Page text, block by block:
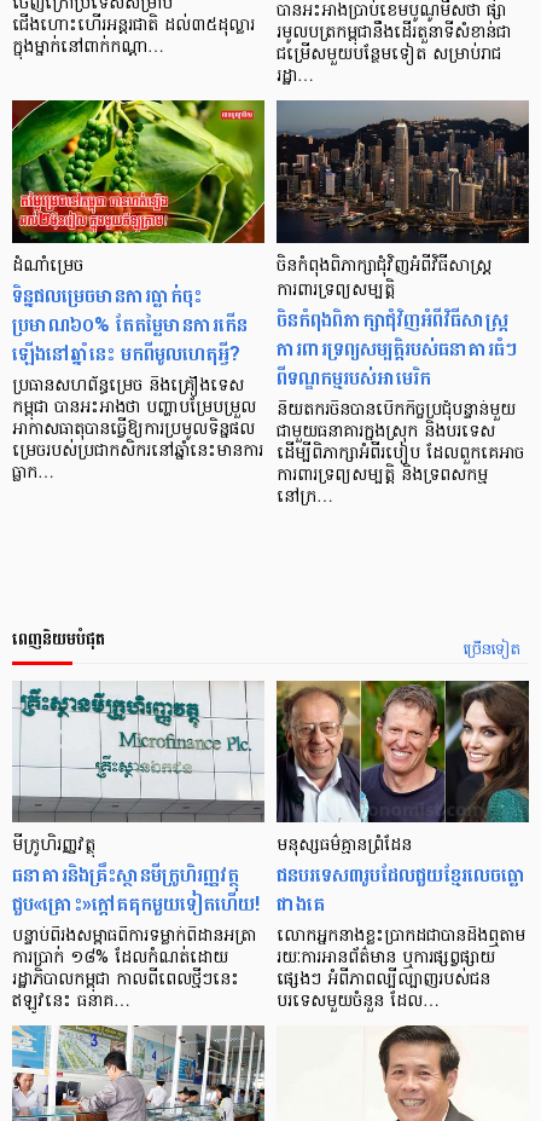
ជើងហោះហើរអន្តរជាតិ ដល់៣៥ដុល្លារ
ក្នុងម្នាក់នៅពាក់កណ្តា…
បានអះអាងប្រាប់ខេមបូណូមីសថា ផ្សា
រមូលបត្រកម្ពុជានឹងដើរតួនាទីសំខាន់ជា
ជម្រើសមួយបន្ថែមទៀត សម្រាប់រាជ
រដ្ឋា…
ដំណាំម្រេច
ទិន្នផលម្រេចមានការធ្លាក់ចុះ
ប្រមាណ៦០% តែតម្លៃមានការកើន
ឡើងនៅឆ្នាំនេះ មកពីមូលហេតុអ្វី?
ប្រធានសហព័ន្ធម្រេច និងគ្រឿងទេស
កម្ពុជា បានអះអាងថា បញ្ហាបម្រែបម្រួល
អាកាសធាតុបានធ្វើឱ្យការប្រមូលទិន្នផល
ម្រេចរបស់ប្រជាកសិករនៅឆ្នាំនេះមានការ
ធ្លាក…
ចិនកំពុងពិភាក្សាជុំវិញអំពីវិធីសាស្ត្រ
ការពារទ្រព្យសម្បត្តិ
ចិនកំពុងពិភាក្សាជុំវិញអំពីវិធីសាស្ត្រ
ការពារទ្រព្យសម្បត្តិរបស់ធនាគារធំៗ
ពីទណ្ឌកម្មរបស់អាមេរិក
និយតករចិនបានបើកកិច្ចប្រជុំបន្ទាន់មួយ
ជាមួយធនាគារក្នុងស្រុក និងបរទេស
ដើម្បីពិភាក្សាអំពីរបៀប ដែលពួកគេអាច
ការពារទ្រព្យសម្បត្តិ និងទ្រពសកម្ម
នៅក្រ…
ច្រើនទៀត
ពេញនិយមបំផុត
មីក្រូ​ហិរញ្ញវត្ថុ
ធនាគារ​និង​គ្រឹះស្ថាន​មីក្រូ​ហិរញ្ញវត្ថុ​
ជួប«គ្រោះ»ក្តៅ​គគុក​មួយ​ទៀត​ហើយ!
បន្ទាប់​ពី​រង​សម្ពាធ​​ពី​ការ​ទម្លាក់​ពិដាន​អត្រា​
ការ​ប្រាក់ ១៨​% ដែល​កំណត់​ដោយ​
រដ្ឋាភិបាល​កម្ពុជា កាល​ពី​ពេល​ថ្មីៗ​នេះ
ឥឡូវ​នេះ ធនាគ…
មនុស្ស​ធម៌​គ្មាន​ព្រំដែន
ជន​បរទេស​៣​រូប​ដែល​ជួយ​ខ្មែរ​លេច​ធ្លោ​
ជាង​គេ
លោកអ្នក​នាង​ខ្លះ​ប្រាកដ​ជា​បាន​​ដឹង​ឮ​តាម​
រយៈ​ការ​អាន​ព័ត៌មាន ឬ​ការ​ផ្សព្វផ្សាយ​
ផ្សេងៗ អំពី​ភាព​ល្បីល្បាញ​របស់​ជន​
បរទេស​មួយ​ចំនួន ដែល…